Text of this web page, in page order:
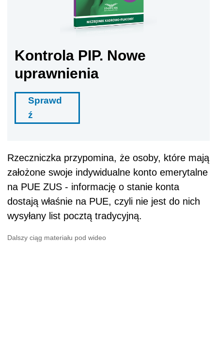
Kontrola PIP. Nowe
uprawnienia
Sprawd
ź
Rzeczniczka przypomina, że osoby, które mają
założone swoje indywidualne konto emerytalne
na PUE ZUS - informację o stanie konta
dostają właśnie na PUE, czyli nie jest do nich
wysyłany list pocztą tradycyjną.
Dalszy ciąg materiału pod wideo